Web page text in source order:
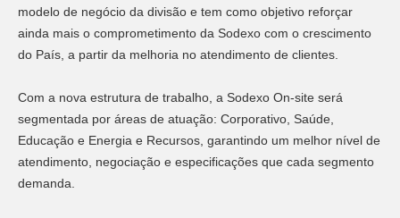
modelo de negócio da divisão e tem como objetivo reforçar
ainda mais o comprometimento da Sodexo com o crescimento
do País, a partir da melhoria no atendimento de clientes.
Com a nova estrutura de trabalho, a Sodexo On-site será
segmentada por áreas de atuação: Corporativo, Saúde,
Educação e Energia e Recursos, garantindo um melhor nível de
atendimento, negociação e especificações que cada segmento
demanda.